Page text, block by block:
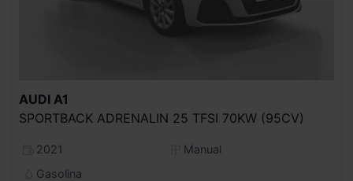
AUDI A1
SPORTBACK ADRENALIN 25 TFSI 70KW (95CV)
2021
Manual
Gasolina